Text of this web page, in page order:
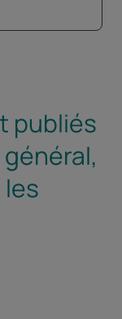
publiés